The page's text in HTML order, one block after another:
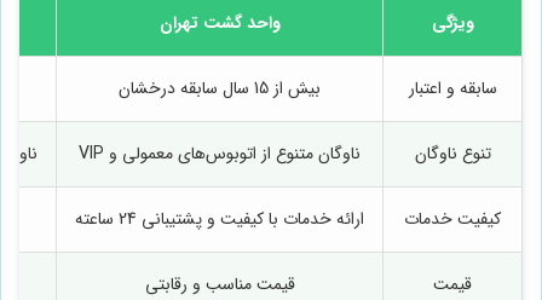
ویژگی واحد گشت تهران
سابقه و اعتبار بیش از 15 سال سابقه درخشان
تنوع ناوگان ناوگان متنوع از اتوبوس‌های معمولی و VIP
کیفیت خدمات ارائه خدمات با کیفیت و پشتیبانی 24 ساعته
قیمت قیمت مناسب و رقابتی